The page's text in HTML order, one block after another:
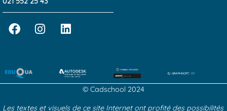
© Cadschool 2024
Les textes et visuels de ce site Internet ont profité des possibilités